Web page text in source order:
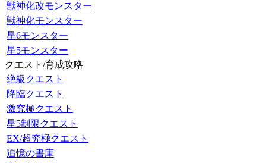
獣神化改モンスター
獣神化モンスター
星6モンスター
星5モンスター
クエスト/育成攻略
絶級クエスト
降臨クエスト
激究極クエスト
星5制限クエスト
EX/超究極クエスト
追憶の書庫